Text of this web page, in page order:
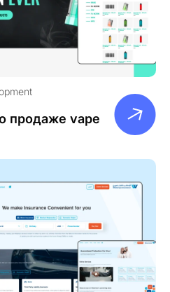
продаже vape